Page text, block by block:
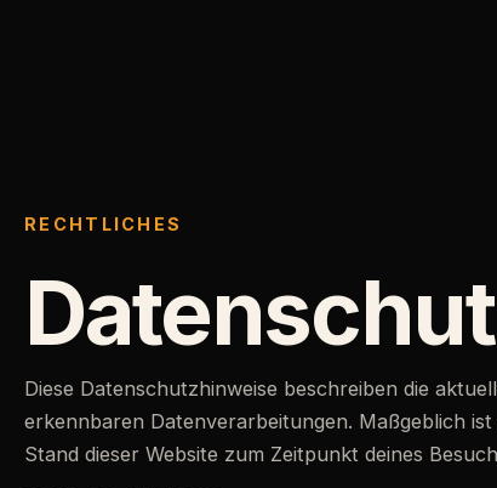
RECHTLICHES
Diese Datenschutzhinweise beschreiben die
erkennbaren Datenverarbeitungen. Maßgeblich
Stand dieser Website zum Zeitpunkt deines